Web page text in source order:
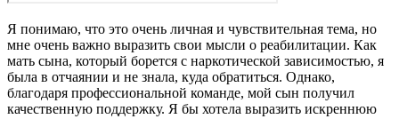
Я понимаю, что это очень личная и чувствительная тема, но
мне очень важно выразить свои мысли о реабилитации. Как
мать сына, который борется с наркотической зависимостью, я
была в отчаянии и не знала, куда обратиться. Однако,
благодаря профессиональной команде, мой сын получил
качественную поддержку. Я бы хотела выразить искреннюю